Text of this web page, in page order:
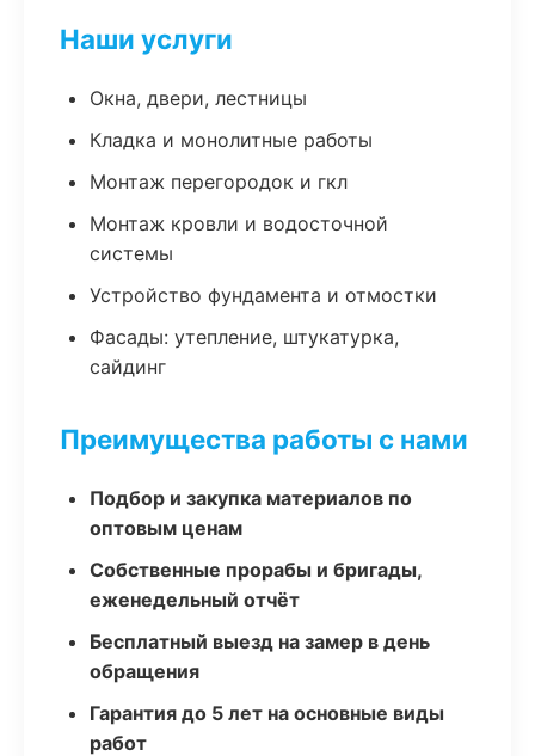
Наши услуги
Окна, двери, лестницы
Кладка и монолитные работы
Монтаж перегородок и гкл
Монтаж кровли и водосточной
системы
Устройство фундамента и отмостки
Фасады: утепление, штукатурка,
сайдинг
Преимущества работы с нами
Подбор и закупка материалов по
оптовым ценам
Собственные прорабы и бригады,
еженедельный отчёт
Бесплатный выезд на замер в день
обращения
Гарантия до 5 лет на основные виды
работ